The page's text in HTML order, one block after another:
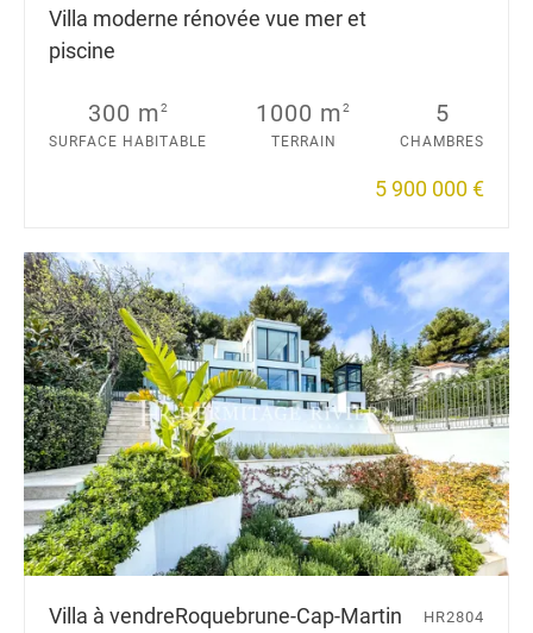
Villa moderne rénovée vue mer et
piscine
300 m2
SURFACE HABITABLE
1000 m2
TERRAIN
5
CHAMBRES
5 900 000 €
Villa à vendreRoquebrune-Cap-Martin
HR2804